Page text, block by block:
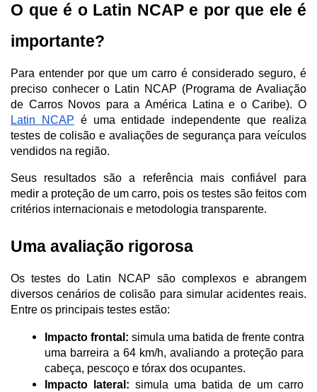
O que é o Latin NCAP e por que ele é
importante?
Para entender por que um carro é considerado seguro, é
preciso conhecer o Latin NCAP (Programa de Avaliação
Latin NCAP é uma entidade independente que realiza
testes de colisão e avaliações de segurança para veículos
vendidos na região.
Seus resultados são a referência mais confiável para
medir a proteção de um carro, pois os testes são feitos com
critérios internacionais e metodologia transparente.
Uma avaliação rigorosa
Os testes do Latin NCAP são complexos e abrangem
diversos cenários de colisão para simular acidentes reais.
Entre os principais testes estão:
Impacto frontal: simula uma batida de frente contra
uma barreira a 64 km/h, avaliando a proteção para
cabeça, pescoço e tórax dos ocupantes.
Impacto lateral: simula uma batida de um carro